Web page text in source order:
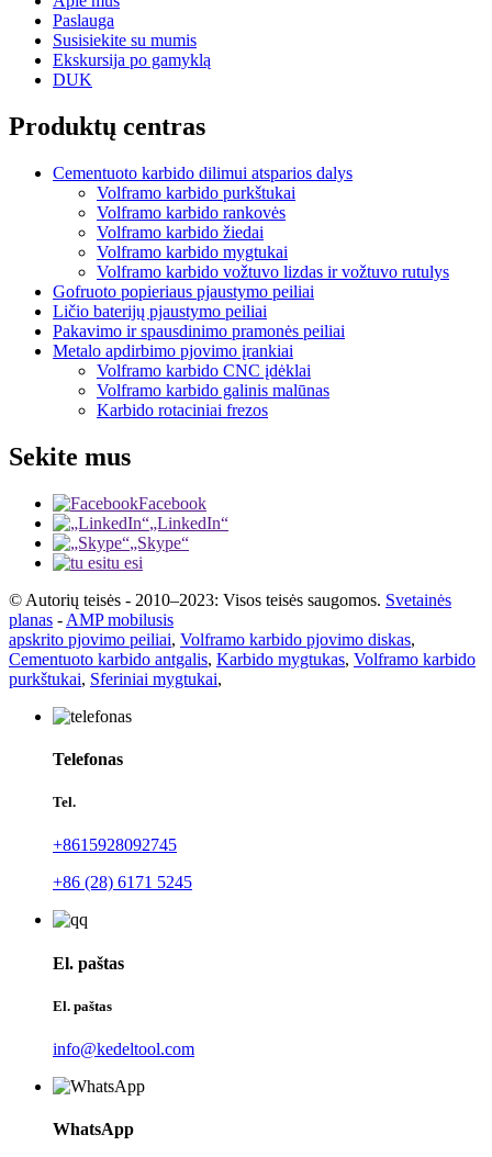
Paslauga
Susisiekite su mumis
Ekskursija po gamyklą
DUK
Produktų centras
Cementuoto karbido dilimui atsparios dalys
Volframo karbido purkštukai
Volframo karbido rankovės
Volframo karbido žiedai
Volframo karbido mygtukai
Volframo karbido vožtuvo lizdas ir vožtuvo rutulys
Gofruoto popieriaus pjaustymo peiliai
Ličio baterijų pjaustymo peiliai
Pakavimo ir spausdinimo pramonės peiliai
Metalo apdirbimo pjovimo įrankiai
Volframo karbido CNC įdėklai
Volframo karbido galinis malūnas
Karbido rotaciniai frezos
Sekite mus
Facebook
„LinkedIn“
„Skype“
tu esi
© Autorių teisės - 2010–2023: Visos teisės saugomos. Svetainės
planas - AMP mobilusis
apskrito pjovimo peiliai, Volframo karbido pjovimo diskas,
Cementuoto karbido antgalis, Karbido mygtukas, Volframo karbido
purkštukai, Sferiniai mygtukai,
Telefonas
Tel.
+8615928092745
+86 (28) 6171 5245
El. paštas
El. paštas
info@kedeltool.com
WhatsApp